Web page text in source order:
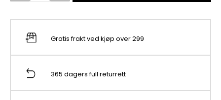
Gratis frakt ved kjøp over 299
365 dagers full returrett